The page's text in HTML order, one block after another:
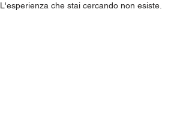
L'esperienza che stai cercando non esiste.